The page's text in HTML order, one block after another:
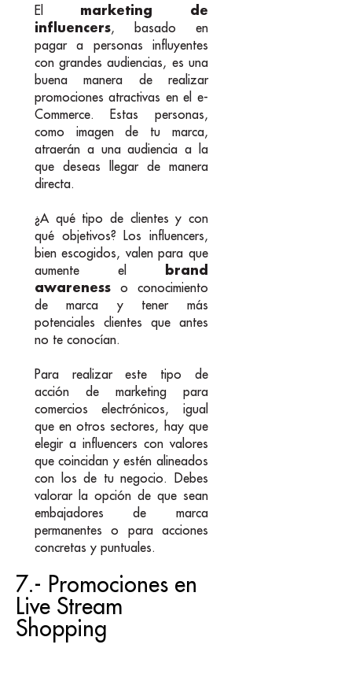
El marketing de
influencers, basado en
pagar a personas influyentes
con grandes audiencias, es una
buena manera de realizar
promociones atractivas en el e-
Commerce. Estas personas,
como imagen de tu marca,
atraerán a una audiencia a la
que deseas llegar de manera
directa.
¿A qué tipo de clientes y con
qué objetivos? Los influencers,
bien escogidos, valen para que
aumente el
brand
awareness o conocimiento
de marca y tener más
potenciales clientes que antes
no te conocían.
Para realizar este tipo de
acción de marketing para
comercios electrónicos, igual
que en otros sectores, hay que
elegir a influencers con valores
que coincidan y estén alineados
con los de tu negocio. Debes
valorar la opción de que sean
embajadores de marca
permanentes o para acciones
concretas y puntuales.
7.- Promociones en
Live Stream
Shopping